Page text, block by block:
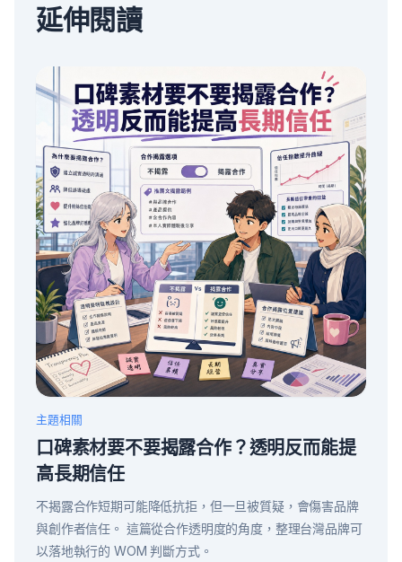
延伸閱讀
主題相關
口碑素材要不要揭露合作？透明反而能提
高長期信任
不揭露合作短期可能降低抗拒，但一旦被質疑，會傷害品牌
與創作者信任。 這篇從合作透明度的角度，整理台灣品牌可
以落地執行的 WOM 判斷方式。